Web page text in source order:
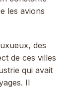
les avions
des
de ces villes
qui avait
Il